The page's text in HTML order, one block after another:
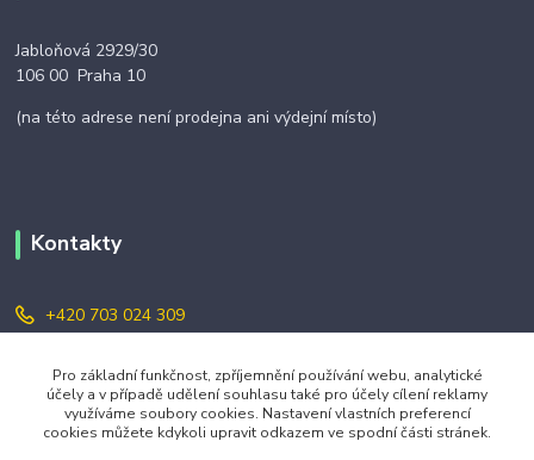
Jabloňová 2929/30
106 00 Praha 10
(na této adrese není prodejna ani výdejní místo)
Kontakty
+420 703 024 309
objednavky@zavazuj.cz
Pro základní funkčnost, zpříjemnění používání webu, analytické
účely a v případě udělení souhlasu také pro účely cílení reklamy
využíváme soubory cookies. Nastavení vlastních preferencí
cookies můžete kdykoli upravit odkazem ve spodní části stránek.